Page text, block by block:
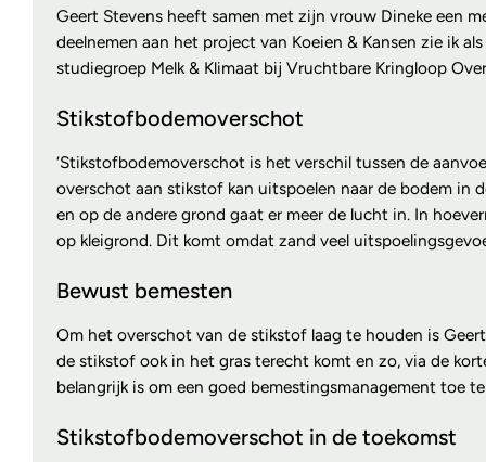
Geert Stevens heeft samen met zijn vrouw Dineke een
deelnemen aan het project van Koeien & Kansen zie ik
studiegroep Melk & Klimaat bij Vruchtbare Kringloop
Stikstofbodemoverschot
‘Stikstofbodemoverschot is het verschil tussen de
overschot aan stikstof kan uitspoelen naar de bodem in
en op de andere grond gaat er meer de lucht in. In
op kleigrond. Dit komt omdat zand veel
Bewust bemesten
Om het overschot van de stikstof laag te houden is
de stikstof ook in het gras terecht komt en zo, via de
belangrijk is om een goed bemestingsmanagement toe
Stikstofbodemoverschot in de toekomst